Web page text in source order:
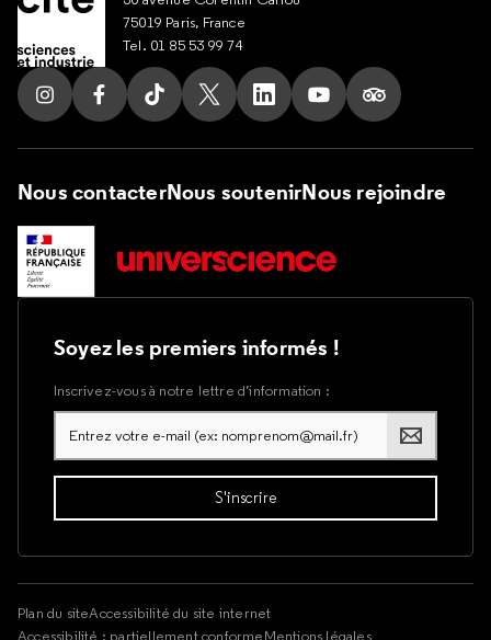
75019 Paris, France
Tel. 01 85 53 99 74
Suivez nous sur Instagram
Suivez nous sur Facebook
Suivez nous sur Tik Tok
Suivez nous sur X
Suivez nous sur LinkedIn
Suivez nous sur
Suivez nous
Nous contacterNous soutenirNous rejoindre
Soyez les premiers informés !
Inscrivez-vous à notre lettre d’information :
Plan du siteAccessibilité du site internet
Accessibilité : partiellement conformeMentions légales